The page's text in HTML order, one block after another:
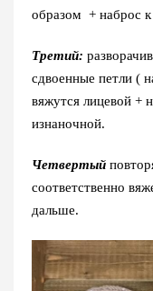
образом + наброс к
Третий:
сдвоенные петли (
вяжутся лицевой +
изнаночной.
Четвертый
соответственно
дальше.